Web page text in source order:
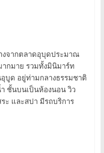
งจากตลาดอุบุดประมาณ
ากมาย รวมทั้งมินิมาร์ท
บูด อยู่ท่ามกลางธรรมชาติ
ชั้นบนเป็นห้องนอน วิว
ะ และสปา มีรถบริการ